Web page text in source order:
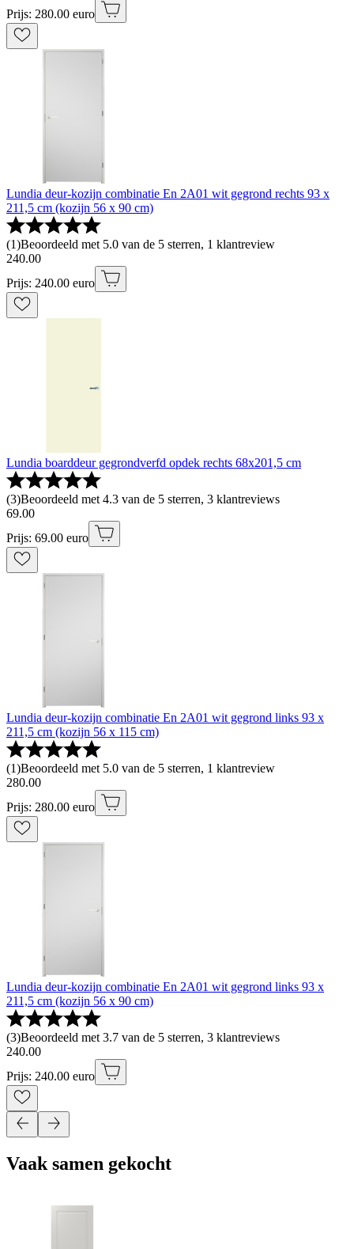
Prijs: 280.00 euro
Lundia deur-kozijn combinatie En 2A01 wit gegrond rechts 93 x
211,5 cm (kozijn 56 x 90 cm)
(1)Beoordeeld met 5.0 van de 5 sterren, 1 klantreview
240.00
Prijs: 240.00 euro
Lundia boarddeur gegrondverfd opdek rechts 68x201,5 cm
(3)Beoordeeld met 4.3 van de 5 sterren, 3 klantreviews
69.00
Prijs: 69.00 euro
Lundia deur-kozijn combinatie En 2A01 wit gegrond links 93 x
211,5 cm (kozijn 56 x 115 cm)
(1)Beoordeeld met 5.0 van de 5 sterren, 1 klantreview
280.00
Prijs: 280.00 euro
Lundia deur-kozijn combinatie En 2A01 wit gegrond links 93 x
211,5 cm (kozijn 56 x 90 cm)
(3)Beoordeeld met 3.7 van de 5 sterren, 3 klantreviews
240.00
Prijs: 240.00 euro
Vaak samen gekocht